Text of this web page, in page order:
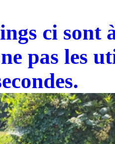
ci sont
pas les